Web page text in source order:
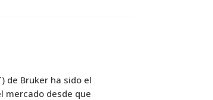
de Bruker ha sido el
desde que